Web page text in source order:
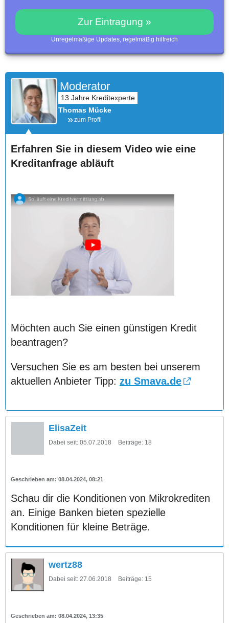
Zur Eintragung »
Unregelmäßige Updates, regelmäßig hilfreich
Moderator
Thomas Mücke
zum Profil
Erfahren Sie in diesem Video wie eine
Kreditanfrage abläuft
Möchten auch Sie einen günstigen Kredit
beantragen?
Versuchen Sie es am besten bei unserem
aktuellen Anbieter Tipp: zu Smava.de
ElisaZeit
Dabei seit: 05.07.2018 Beiträge: 18
08.04.2024, 08:21
Schau dir die Konditionen von Mikrokrediten
an. Einige Banken bieten spezielle
Konditionen für kleine Beträge.
wertz88
Dabei seit: 27.06.2018 Beiträge: 15
08.04.2024, 13:35